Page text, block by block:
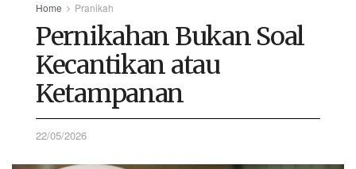
Home Pranikah
Pernikahan Bukan Soal
Kecantikan atau
Ketampanan
22/05/2026